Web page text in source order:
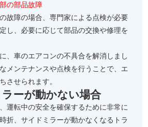
の部品故障
故障の場合、専門家による点検が必要
し、必要に応じて部品の交換や修理を
、車のエアコンの不具合を解消しまし
メンテナンスや点検を行うことで、エ
させられます。
ーが動かない場合
運転中の安全を確保するために非常に
折、サイドミラーが動かなくなるトラ